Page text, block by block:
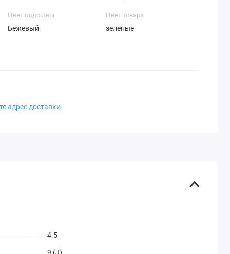
Цвет подошвы
Бежевый
Цвет товара
зеленые
адрес доставки
4.5